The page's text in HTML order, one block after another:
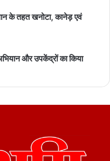
के तहत खनोटा, कानेड़ एवं
और उपकेंद्रों का किया